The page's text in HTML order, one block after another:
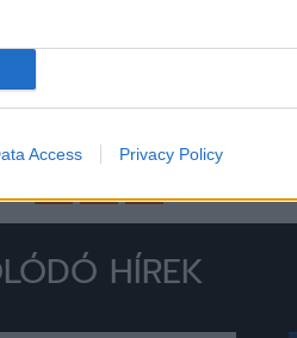
Access Privacy Policy
HÍREK